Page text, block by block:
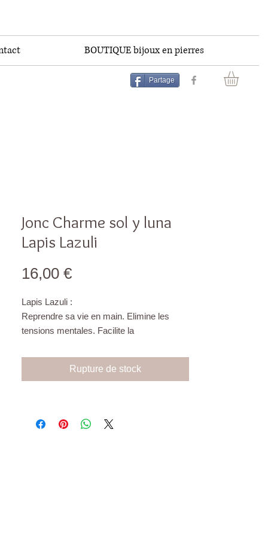
BOUTIQUE bijoux en pierres
Partage
Jonc Charme sol y luna
Lapis Lazuli
16,00 €Prix
Lapis Lazuli :
Reprendre sa vie en main. Elimine les
tensions mentales. Facilite la
amicales, familiales et amoureuses.
Confiance en soi. Facilite l’expression des
créant de bonnes ondes autour de soi,
résout les conflits. Pierre de fidélité.
Rupture de stock